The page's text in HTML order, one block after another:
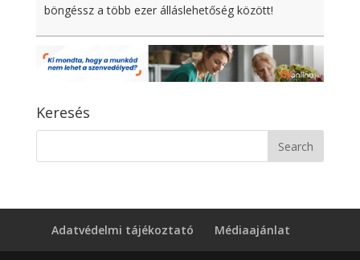
böngéssz a több ezer álláslehetőség között!
Keresés
Adatvédelmi tájékoztató Médiaajánlat